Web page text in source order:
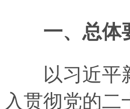
一、总体
以习近平新
入贯彻党的